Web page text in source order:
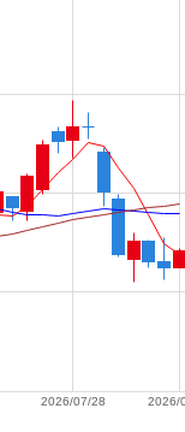
2026/
2026/07/28